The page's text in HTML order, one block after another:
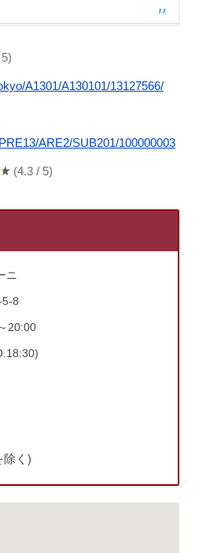
A1301/A130101/13127566/
ARE2/SUB201/100000003
(4.3 / 5)
ニ
8
20:00
除く)